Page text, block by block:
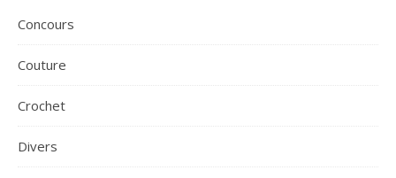
Concours
Couture
Crochet
Divers